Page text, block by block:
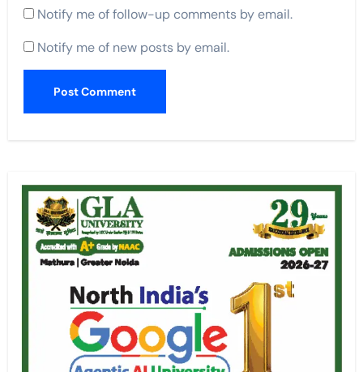
Notify me of follow-up comments by email.
Notify me of new posts by email.